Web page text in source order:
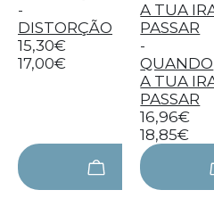
-
DISTORÇÃO
15,30€
17,00€
-
QUANDO
A TUA
PASSAR
16,96€
18,85€